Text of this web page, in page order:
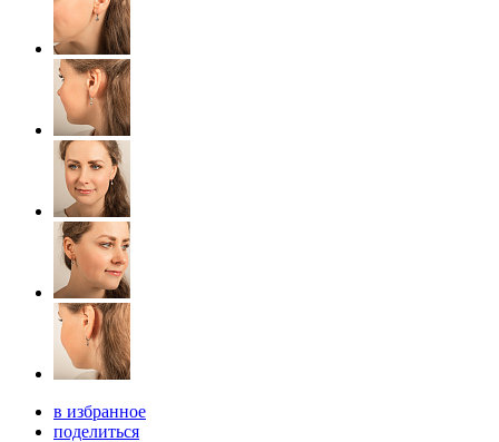
в избранное
поделиться